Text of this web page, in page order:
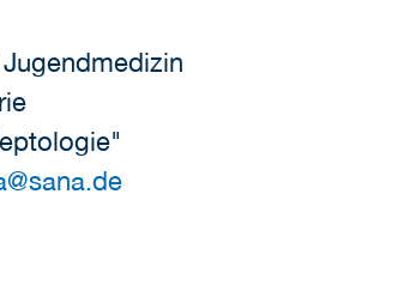
@sana.de